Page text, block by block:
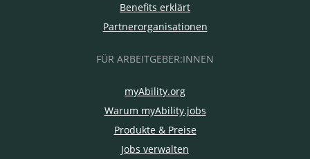
Benefits erklärt
Partnerorganisationen
FÜR ARBEITGEBER:INNEN
myAbility.org
Warum myAbility.jobs
Produkte & Preise
Jobs verwalten